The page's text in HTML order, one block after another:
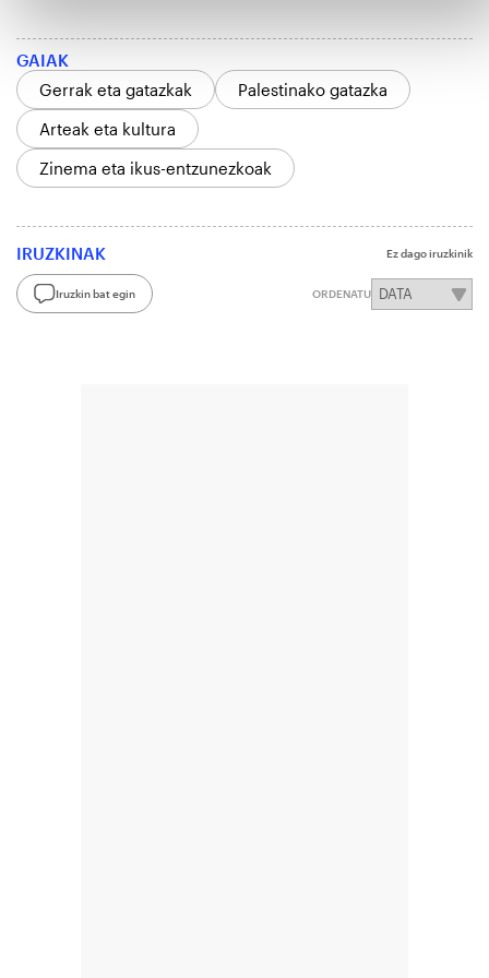
GAIAK
Gerrak eta gatazkak
Palestinako gatazka
Arteak eta kultura
Zinema eta ikus-entzunezkoak
IRUZKINAK Ez dago iruzkinik
Iruzkin bat egin ORDENATU